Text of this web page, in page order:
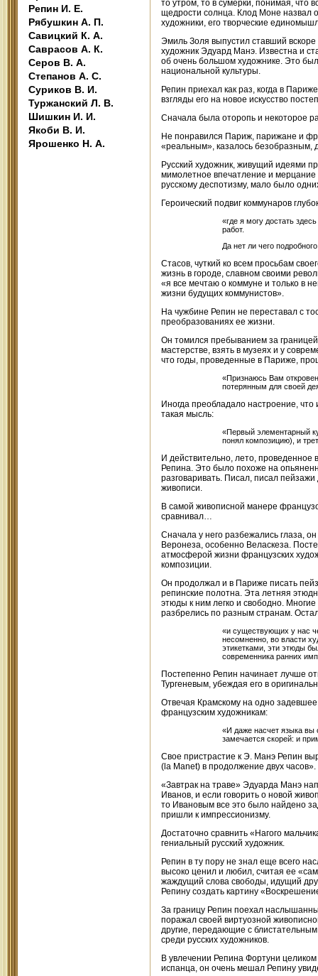
Репин И. Е.
Рябушкин А. П.
Савицкий К. А.
Саврасов А. К.
Серов В. А.
Степанов А. С.
Суриков В. И.
Туржанский Л. В.
Шишкин И. И.
Якоби В. И.
Ярошенко Н. А.
то утром, то в сумерки, понимая, что
щедрости солнца. Клод Моне назвал
художники, его творческие
Эмиль Золя выпустил ставший
художник Эдуард Манэ. Известна и
об очень большом художнике. Это
национальной культуры.
Репин приехал как раз, когда в
взгляды его на новое искусство
Сначала была оторопь и некоторое
Не понравился Париж, парижане и
«реальным», казалось безобразным,
Русский художник, живущий идеями
мимолетное впечатление и
русскому деспотизму, мало было
Героический подвиг коммунаров
«где я могу достать
работ.
Да нет ли чего
Стасов, чуткий ко всем просьбам
жизнь в городе, славном своими
«я все мечтаю о коммуне и только в
жизни будущих коммунистов».
На чужбине Репин не переставал с
преобразованиях ее жизни.
Он томился пребыванием за
мастерстве, взять в музеях и у
что годы, проведенные в Париже,
«Признаюсь Вам
потерянным для своей
Иногда преобладало настроение, что
такая мысль:
«Первый элементарный
понял композицию), и
И действительно, лето,
Репина. Это было похоже на
разговаривать. Писал, писал
живописи.
В самой живописной манере
сравнивал…
Сначала у него разбежались глаза,
Веронеза, особенно Веласкеза.
атмосферой жизни французских
композиции.
Он продолжал и в Париже писать
репинские полотна. Эта летняя
этюды к ним легко и свободно.
разбрелись по разным странам.
«и существующих у нас
несомненно, во власти
этикетками, эти этюды
современника ранних
Постепенно Репин начинает лучше
Тургеневым, убеждая его в
Отвечая Крамскому на одно
французским художникам:
«И даже насчет языка вы
замечается скорей: и
Свое пристрастие к Э. Манэ Репин
(la Manet) в продолжение двух часов».
«Завтрак на траве» Эдуарда Манэ
Иванов, и если говорить о новой
то Ивановым все это было найдено
пришли к импрессионизму.
Достаточно сравнить «Нагого
гениальный русский художник.
Репин в ту пору не знал еще всего
высоко ценил и любил, считая ее
жаждущий слова свободы, идущий
Репину создать картину
За границу Репин поехал
поражал своей виртуозной
другие, передающие с
среди русских художников.
В увлечении Репина Фортуни целиком
испанца, он очень мешал Репину